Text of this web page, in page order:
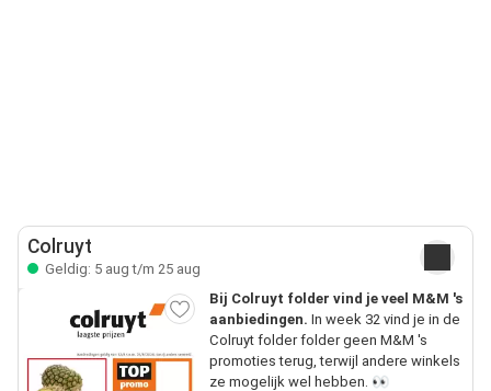
Colruyt
Geldig: 5 aug t/m 25 aug
Bij Colruyt folder vind je veel M&M 's
aanbiedingen. In week 32 vind je in de
Colruyt folder folder geen M&M 's
promoties terug, terwijl andere winkels
ze mogelijk wel hebben. 👀